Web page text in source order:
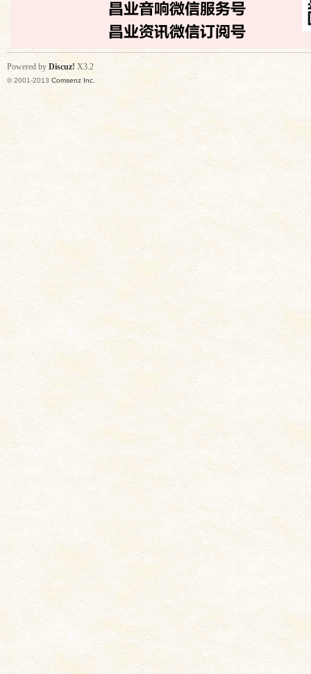
Powered by Discuz! X3.2
© 2001-2013 Comsenz Inc.